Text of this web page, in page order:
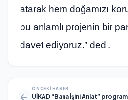
atarak hem doğamızı
bu anlamlı projenin bir
davet ediyoruz.” dedi.
ÖNCEKI HABER
UİKAD “Bana İşini Anlat”